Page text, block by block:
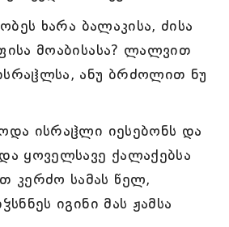
ხარა ბალაკისა, ძისა
მოაბისასა? ლალვით
ანუ ბრძოლით ნუ
ისრაჱლი იესებონს და
ყოველსავე ქალაქებსა
კერძო სამას წელ,
იგინი მას ჟამსა